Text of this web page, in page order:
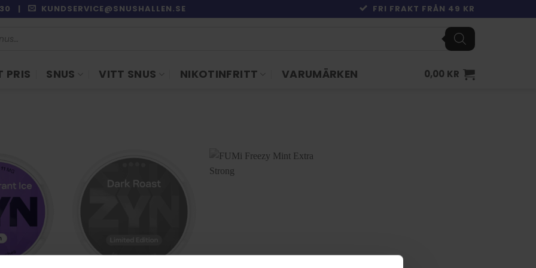
| KUNDSERVICE@SNUSHALLEN.SE FRI FRAKT FRÅN 49 KR
PRIS SNUS VITT SNUS NIKOTINFRITT VARUMÄRKEN 0,00 KR